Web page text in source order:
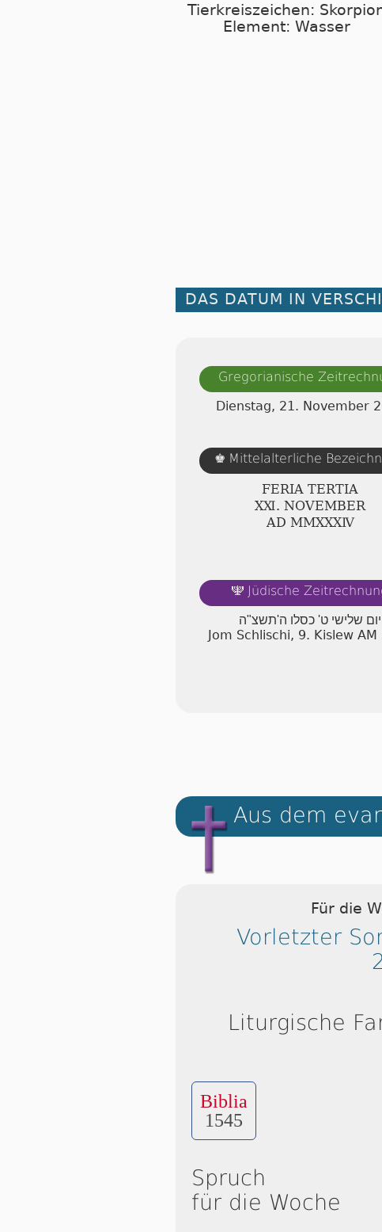
Tierkreiszeichen:
Element: Wasser
DAS DATUM IN
Gregorianische
Dienstag, 21. November
♚ Mittelalterliche
FERIA TERTIA
ⅩⅪ. NOVEMBER
AD ⅯⅯⅩⅩⅩⅣ
🕎 Jüdische
יום שלישי ט' כסלו ה'תשצ"ה
Jom Schlischi, 9. Kislew AM
Aus dem
Für die
Vorletzter
Liturgische
Biblia
1545
Spruch
für die Woche